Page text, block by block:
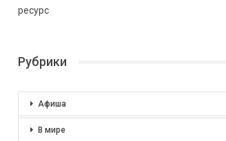
ресурс
Рубрики
Афиша
В мире